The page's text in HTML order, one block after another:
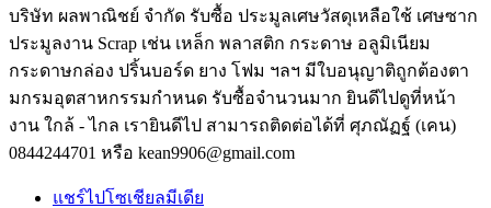
บริษัท ผลพาณิชย์ จำกัด รับซื้อ ประมูลเศษวัสดุเหลือใช้ เศษซาก
ประมูลงาน Scrap เช่น เหล็ก พลาสติก กระดาษ อลูมิเนียม
กระดาษกล่อง ปริ้นบอร์ด ยาง โฟม ฯลฯ มีใบอนุญาติถูกต้องตา
มกรมอุตสาหกรรมกำหนด รับซื้อจำนวนมาก ยินดีไปดูที่หน้า
งาน ใกล้ - ไกล เรายินดีไป สามารถติดต่อได้ที่ ศุภณัฏฐ์ (เคน)
0844244701 หรือ kean9906@gmail.com
แชร์ไปโซเชียลมีเดีย